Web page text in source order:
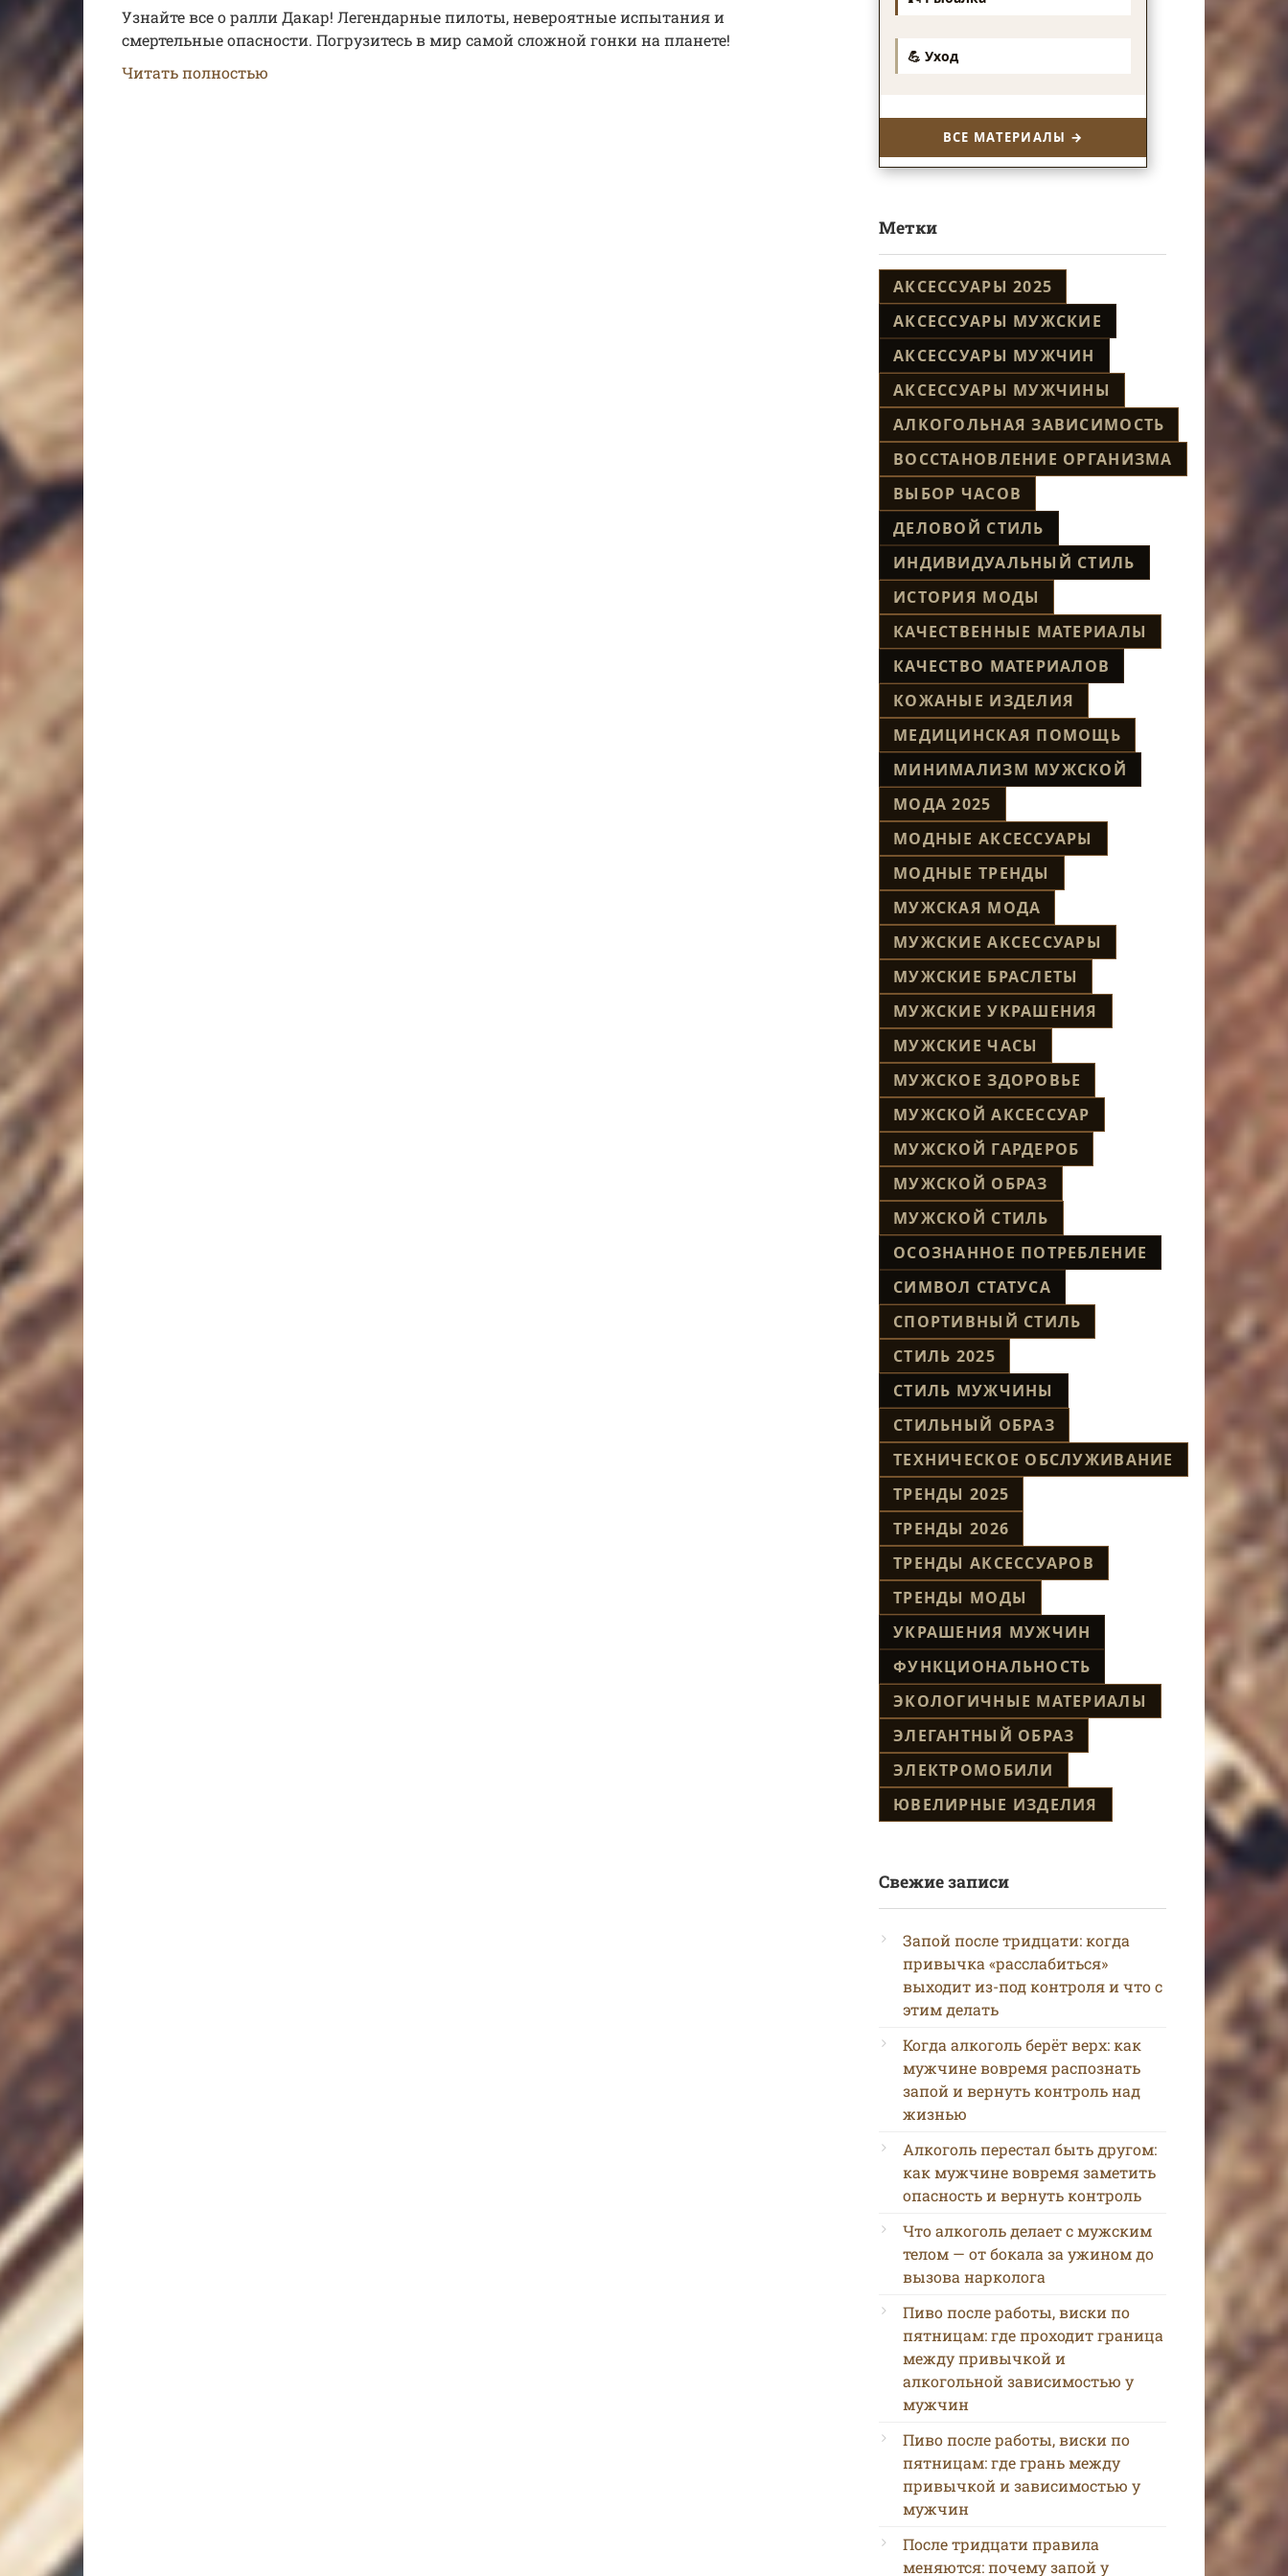
Узнайте все о ралли Дакар! Легендарные пилоты, невероятные испытания и
смертельные опасности. Погрузитесь в мир самой сложной гонки на планете!
Читать полностью
💪 Уход
ВСЕ МАТЕРИАЛЫ →
Метки
АКСЕССУАРЫ 2025
АКСЕССУАРЫ МУЖСКИЕ
АКСЕССУАРЫ МУЖЧИН
АКСЕССУАРЫ МУЖЧИНЫ
АЛКОГОЛЬНАЯ ЗАВИСИМОСТЬ
ВОССТАНОВЛЕНИЕ ОРГАНИЗМА
ВЫБОР ЧАСОВ
ДЕЛОВОЙ СТИЛЬ
ИНДИВИДУАЛЬНЫЙ СТИЛЬ
ИСТОРИЯ МОДЫ
КАЧЕСТВЕННЫЕ МАТЕРИАЛЫ
КАЧЕСТВО МАТЕРИАЛОВ
КОЖАНЫЕ ИЗДЕЛИЯ
МЕДИЦИНСКАЯ ПОМОЩЬ
МИНИМАЛИЗМ МУЖСКОЙ
МОДА 2025
МОДНЫЕ АКСЕССУАРЫ
МОДНЫЕ ТРЕНДЫ
МУЖСКАЯ МОДА
МУЖСКИЕ АКСЕССУАРЫ
МУЖСКИЕ БРАСЛЕТЫ
МУЖСКИЕ УКРАШЕНИЯ
МУЖСКИЕ ЧАСЫ
МУЖСКОЕ ЗДОРОВЬЕ
МУЖСКОЙ АКСЕССУАР
МУЖСКОЙ ГАРДЕРОБ
МУЖСКОЙ ОБРАЗ
МУЖСКОЙ СТИЛЬ
ОСОЗНАННОЕ ПОТРЕБЛЕНИЕ
СИМВОЛ СТАТУСА
СПОРТИВНЫЙ СТИЛЬ
СТИЛЬ 2025
СТИЛЬ МУЖЧИНЫ
СТИЛЬНЫЙ ОБРАЗ
ТЕХНИЧЕСКОЕ ОБСЛУЖИВАНИЕ
ТРЕНДЫ 2025
ТРЕНДЫ 2026
ТРЕНДЫ АКСЕССУАРОВ
ТРЕНДЫ МОДЫ
УКРАШЕНИЯ МУЖЧИН
ФУНКЦИОНАЛЬНОСТЬ
ЭКОЛОГИЧНЫЕ МАТЕРИАЛЫ
ЭЛЕГАНТНЫЙ ОБРАЗ
ЭЛЕКТРОМОБИЛИ
ЮВЕЛИРНЫЕ ИЗДЕЛИЯ
Свежие записи
Запой после тридцати: когда
привычка «расслабиться»
выходит из-под контроля и что с
этим делать
Когда алкоголь берёт верх: как
мужчине вовремя распознать
запой и вернуть контроль над
жизнью
Алкоголь перестал быть другом:
как мужчине вовремя заметить
опасность и вернуть контроль
Что алкоголь делает с мужским
телом — от бокала за ужином до
вызова нарколога
Пиво после работы, виски по
пятницам: где проходит граница
между привычкой и
алкогольной зависимостью у
мужчин
Пиво после работы, виски по
пятницам: где грань между
привычкой и зависимостью у
мужчин
После тридцати правила
меняются: почему запой у